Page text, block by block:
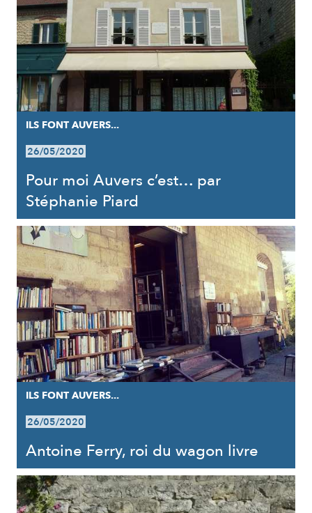
ILS FONT AUVERS...
26/05/2020
Pour moi Auvers c’est… par
Stéphanie Piard
ILS FONT AUVERS...
26/05/2020
Antoine Ferry, roi du wagon livre